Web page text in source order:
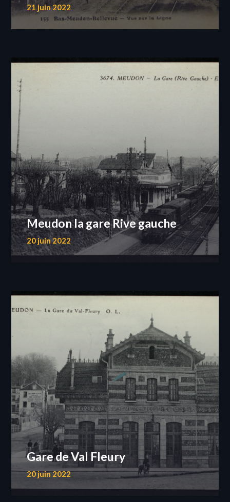
21 juin 2022
Meudon la gare Rive gauche
20 juin 2022
Gare de Val Fleury
20 juin 2022